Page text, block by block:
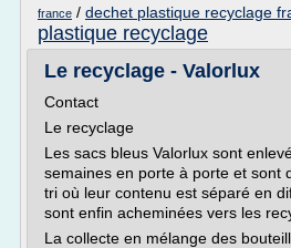
france / dechet plastique recyclage
plastique recyclage
Le recyclage - Valorlux
Contact
Le recyclage
Les sacs bleus Valorlux sont
semaines en porte à porte et sont
tri où leur contenu est séparé en
sont enfin acheminées vers les
La collecte en mélange des